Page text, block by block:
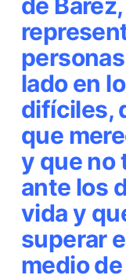
lado en
difíciles,
que
y que no
ante los
vida y
superar
medio